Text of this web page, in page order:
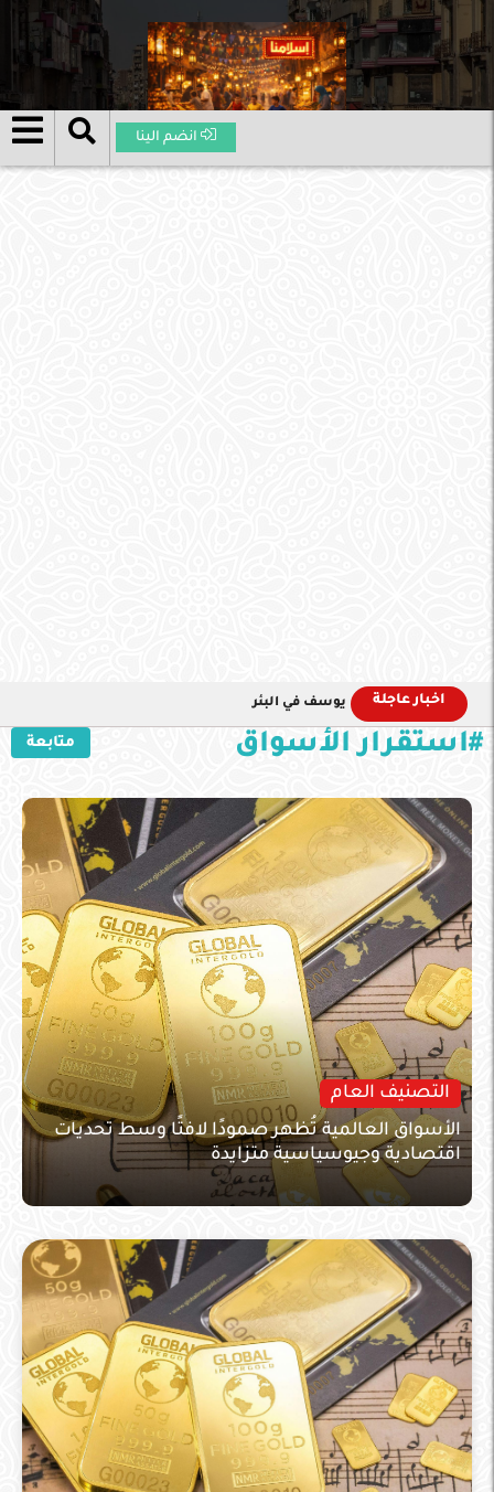
انضم الينا
اخبار عاجلة يوسف في البئر
#استقرار الأسواق متابعة
التصنيف العام
الأسواق العالمية تُظهر صمودًا لافتًا وسط تحديات
اقتصادية وجيوسياسية متزايدة